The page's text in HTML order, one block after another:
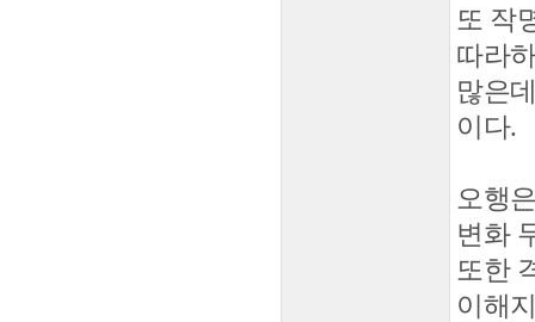
또 작
따라
많은
이다.
오행
변화
또한
이해